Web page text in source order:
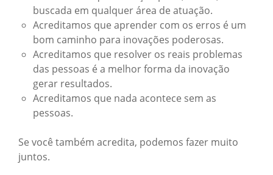
buscada em qualquer área de atuação.
Acreditamos que aprender com os erros é um
bom caminho para inovações poderosas.
Acreditamos que resolver os reais problemas
das pessoas é a melhor forma da inovação
gerar resultados.
Acreditamos que nada acontece sem as
pessoas.
Se você também acredita, podemos fazer muito
juntos.